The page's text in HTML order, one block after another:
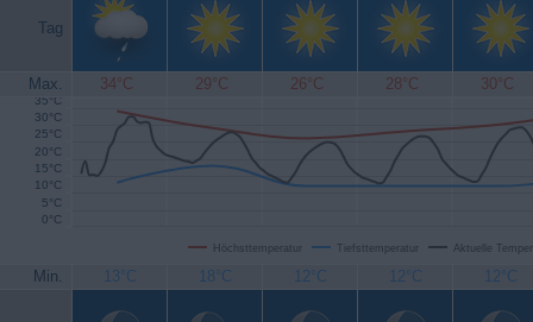
Tag
Max. 34°C 29°C 26°C 28°C 30°C
Höchsttemperatur Tiefsttemperatur Aktuelle
0°C
5°C
10°C
15°C
20°C
25°C
30°C
35°C
Min. 13°C 18°C 12°C 12°C 12°C